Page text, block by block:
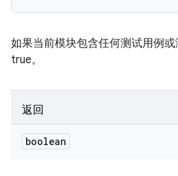
如果当前模块包含任何测试用例
true。
返回
boolean